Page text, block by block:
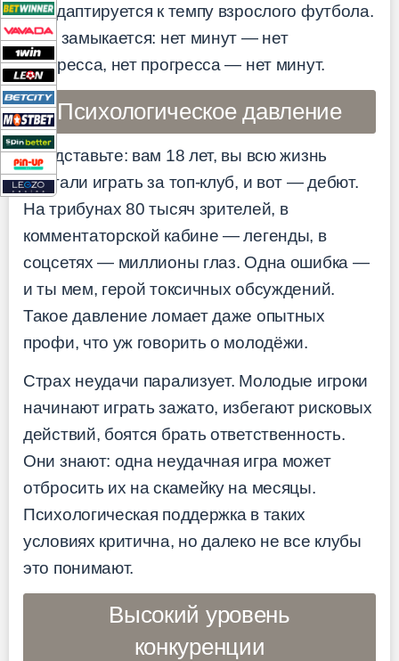
не адаптируется к темпу взрослого футбола.
Круг замыкается: нет минут — нет
прогресса, нет прогресса — нет минут.
Психологическое давление
Представьте: вам 18 лет, вы всю жизнь
мечтали играть за топ-клуб, и вот — дебют.
На трибунах 80 тысяч зрителей, в
комментаторской кабине — легенды, в
соцсетях — миллионы глаз. Одна ошибка —
и ты мем, герой токсичных обсуждений.
Такое давление ломает даже опытных
профи, что уж говорить о молодёжи.
Страх неудачи парализует. Молодые игроки
начинают играть зажато, избегают рисковых
действий, боятся брать ответственность.
Они знают: одна неудачная игра может
отбросить их на скамейку на месяцы.
Психологическая поддержка в таких
условиях критична, но далеко не все клубы
это понимают.
Высокий уровень
конкуренции